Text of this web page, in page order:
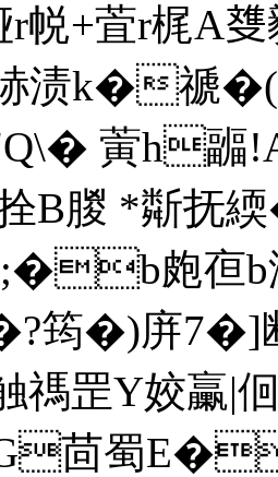
帨+萓r梶A
浾渍k�禠
蔩h疈
B朡 *斴抚緛
皰亱b
筠�)庰7�]
禡罡Y姣
茴蜀E�